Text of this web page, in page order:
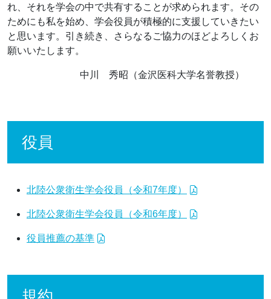
れ、それを学会の中で共有することが求められます。その
ためにも私を始め、学会役員が積極的に支援していきたい
と思います。引き続き、さらなるご協力のほどよろしくお
願いいたします。
中川 秀昭（金沢医科大学名誉教授）
役員
北陸公衆衛生学会役員（令和7年度）
北陸公衆衛生学会役員（令和6年度）
役員推薦の基準